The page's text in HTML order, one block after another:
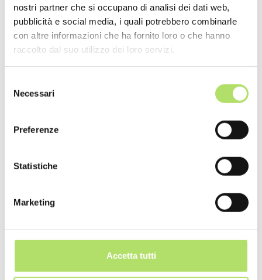
nostri partner che si occupano di analisi dei dati web,
pubblicità e social media, i quali potrebbero combinarle
con altre informazioni che ha fornito loro o che hanno
raccolto dal suo utilizzo dei loro servizi.
delNecessari
Preferenze
Statistiche
Marketing
Accetta tutti
attenzione: ogni fornitore garantisce bonus e piani tariffari
personalizzati per la nuova clientela, creati ad hoc per
andare incontro alle esigenze di ogni tipologia di cliente.
obbligatorio ma virtuoso che serve a rendere l’offerta
energetica italiana un mercato vitale che offre diversi
vantaggi, tra cui:
una maggiore concorrenza;